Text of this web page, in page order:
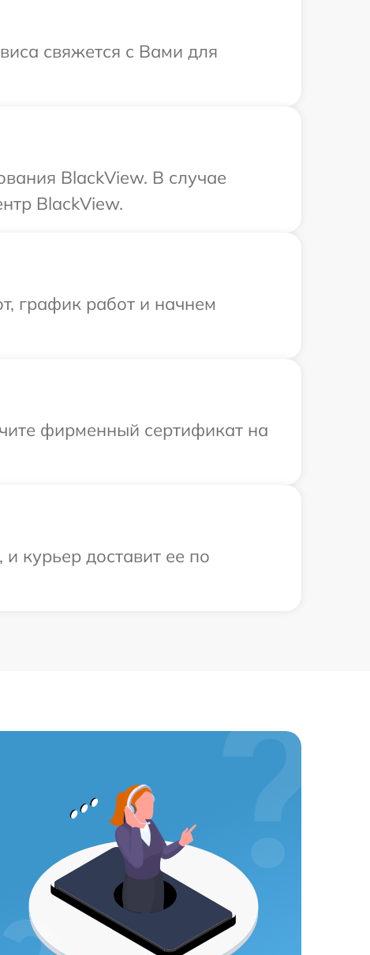
свяжется с Вами для
BlackView. В случае
BlackView.
график работ и начнем
фирменный сертификат на
курьер доставит ее по